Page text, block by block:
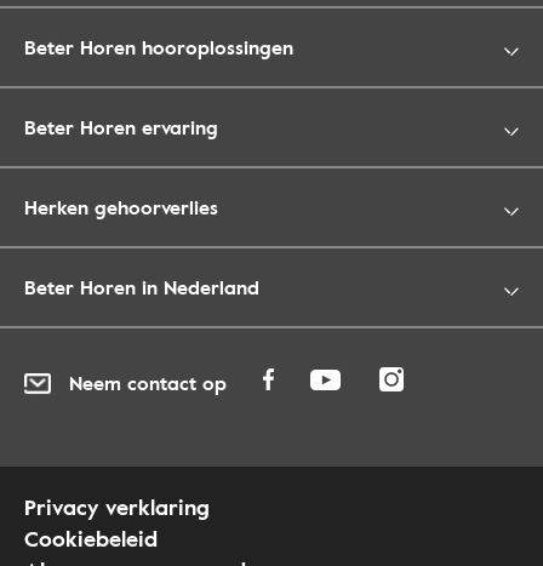
Beter Horen hooroplossingen
Beter Horen ervaring
Herken gehoorverlies
Beter Horen in Nederland
Neem contact op
Privacy verklaring
Cookiebeleid